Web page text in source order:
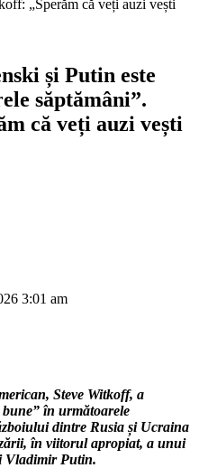
„Sperăm că veți auzi vești
și Putin este
săptămâni”.
că veți auzi vești
3:01 am
Steve Witkoff, a
bune” în următoarele
dintre Rusia și Ucraina
în viitorul apropiat, a unui
Vladimir Putin.